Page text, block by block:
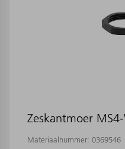
Zeskantmoer MS4-
Materiaalnummer: 0369546